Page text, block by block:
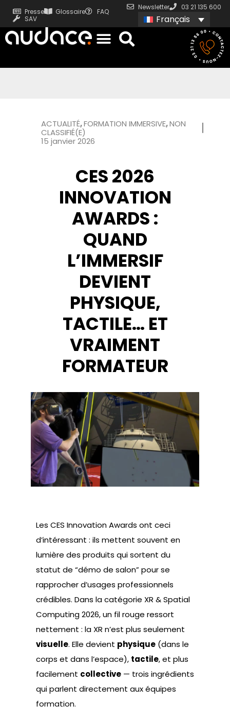
Presse Glossaire
FAQ
SAV
Newsletter 03 21 135 600
Français
ACTUALITÉ,FORMATION IMMERSIVE,NON
CLASSIFIÉ(E)
15 janvier 2026
CES 2026
INNOVATION
AWARDS :
QUAND
L’IMMERSIF
DEVIENT
PHYSIQUE,
TACTILE… ET
VRAIMENT
FORMATEUR
Les CES Innovation Awards ont ceci
d’intéressant : ils mettent souvent en
lumière des produits qui sortent du
statut de “démo de salon” pour se
rapprocher d’usages professionnels
crédibles. Dans la catégorie XR & Spatial
Computing 2026, un fil rouge ressort
nettement : la XR n’est plus seulement
visuelle. Elle devient physique (dans le
corps et dans l’espace), tactile, et plus
facilement collective — trois ingrédients
qui parlent directement aux équipes
formation.